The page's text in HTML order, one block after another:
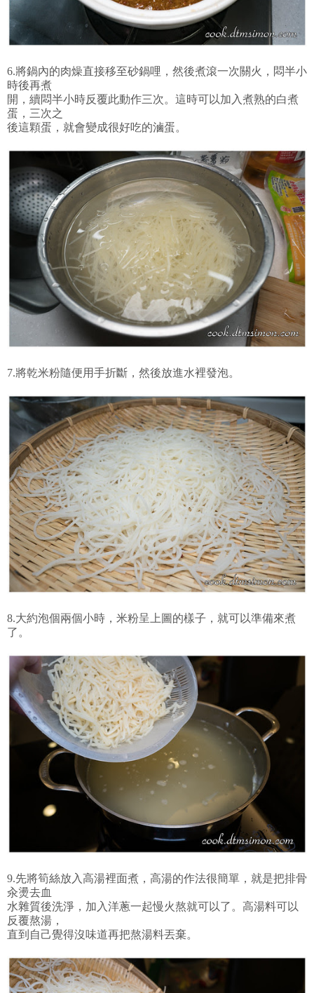
6.將鍋內的肉燥直接移至砂鍋哩，然後煮滾一次關火，悶半小
時後再煮
開，續悶半小時反覆此動作三次。這時可以加入煮熟的白煮
蛋，三次之
後這顆蛋，就會變成很好吃的滷蛋。
7.將乾米粉隨便用手折斷，然後放進水裡發泡。
8.大約泡個兩個小時，米粉呈上圖的樣子，就可以準備來煮
了。
9.先將筍絲放入高湯裡面煮，高湯的作法很簡單，就是把排骨
汆燙去血
水雜質後洗淨，加入洋蔥一起慢火熬就可以了。高湯料可以
反覆熬湯，
直到自己覺得沒味道再把熬湯料丟棄。